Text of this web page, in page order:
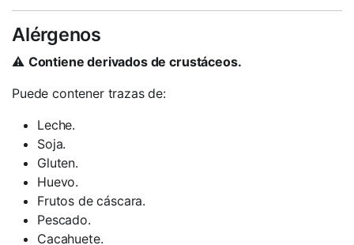
Alérgenos
⚠️ Contiene derivados de crustáceos.
Puede contener trazas de:
Leche.
Soja.
Gluten.
Huevo.
Frutos de cáscara.
Pescado.
Cacahuete.